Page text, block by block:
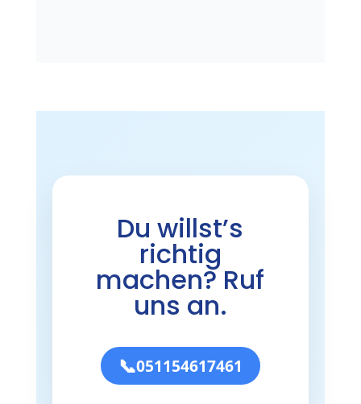
Du willst’s
richtig
machen? Ruf
uns an.
📞051154617461